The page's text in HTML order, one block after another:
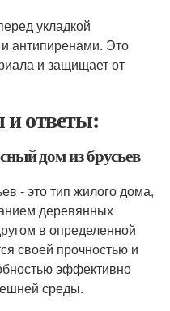
укладкой
антипиренами. Это
и защищает от
ответы:
дом из брусьев
- это тип жилого дома,
деревянных
в определенной
своей прочностью и
эффективно
среды.